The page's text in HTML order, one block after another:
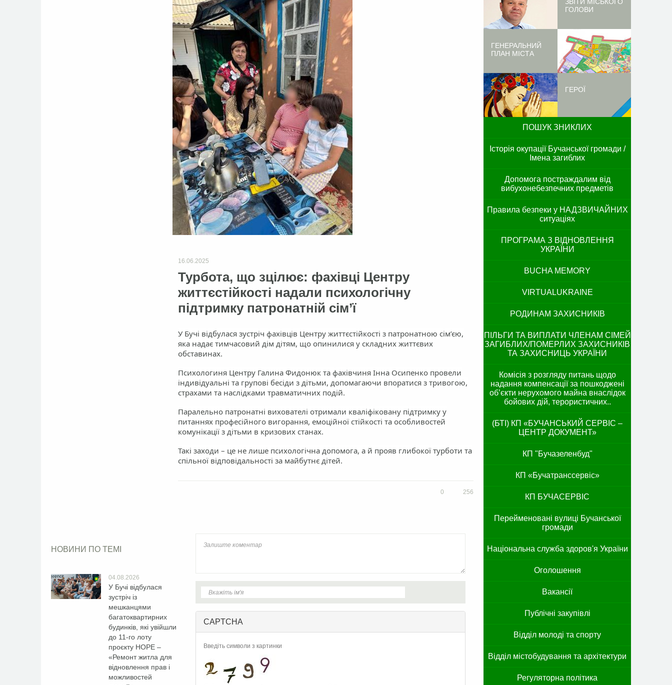
16.06.2025
Турбота, що зцілює: фахівці Центру
життєстійкості надали психологічну
підтримку патронатній сім’ї
У Бучі відбулася зустріч фахівців Центру життєстійкості з патронатною сім’єю,
яка надає тимчасовий дім дітям, що опинилися у складних життєвих
обставинах.
Психологиня Центру Галина Фидонюк та фахівчиня Інна Осипенко провели
індивідуальні та групові бесіди з дітьми, допомагаючи впоратися з тривогою,
страхами та наслідками травматичних подій.
Паралельно патронатні вихователі отримали кваліфіковану підтримку у
питаннях професійного вигорання, емоційної стійкості та особливостей
комунікації з дітьми в кризових станах.
Такі заходи – це не лише психологічна допомога, а й прояв глибокої турботи та
спільної відповідальності за майбутнє дітей.
256
0
НОВИНИ ПО ТЕМІ
04.08.2026
У Бучі відбулася
зустріч із
мешканцями
багатоквартирних
будинків, які увійшли
до 11-го лоту
проєкту HOPE –
«Ремонт житла для
відновлення прав і
можливостей
CAPTCHA
Введіть символи з картинки
ГОЛОВИ
ГЕНЕРАЛЬНИЙ
ПЛАН МІСТА
ГЕРОЇ
ПОШУК ЗНИКЛИХ
Історія окупації Бучанської громади /
Імена загиблих
Допомога постраждалим від
вибухонебезпечних предметів
Правила безпеки у НАДЗВИЧАЙНИХ
ситуаціях
ПРОГРАМА З ВІДНОВЛЕННЯ
УКРАЇНИ
BUCHA MEMORY
VIRTUALUKRAINE
РОДИНАМ ЗАХИСНИКІВ
ПІЛЬГИ ТА ВИПЛАТИ ЧЛЕНАМ СІМЕЙ
ЗАГИБЛИХ/ПОМЕРЛИХ ЗАХИСНИКІВ
ТА ЗАХИСНИЦЬ УКРАЇНИ
Комісія з розгляду питань щодо
надання компенсації за пошкоджені
об’єкти нерухомого майна внаслідок
бойових дій, терористичних..
(БТІ) КП «БУЧАНСЬКИЙ СЕРВІС –
ЦЕНТР ДОКУМЕНТ»
КП "Бучазеленбуд"
КП «Бучатранссервіс»
КП БУЧАСЕРВІС
Перейменовані вулиці Бучанської
громади
Національна служба здоров'я України
Оголошення
Вакансії
Публічні закупівлі
Відділ молоді та спорту
Відділ містобудування та архітектури
Регуляторна політика